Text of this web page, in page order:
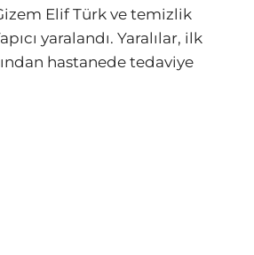
Elif Türk ve temizlik
yaralandı. Yaralılar, ilk
hastanede tedaviye